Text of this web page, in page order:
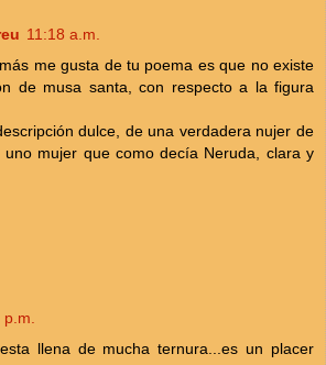
11:18 a.m.
me gusta de tu poema es que no existe
de musa santa, con respecto a la figura
dulce, de una verdadera nujer de
mujer que como decía Neruda, clara y
p.m.
llena de mucha ternura...es un placer